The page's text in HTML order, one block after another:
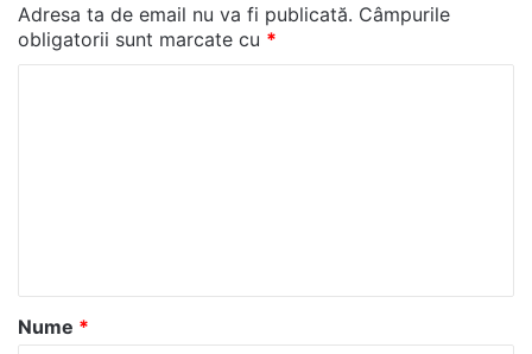
Adresa ta de email nu va fi publicată. Câmpurile
obligatorii sunt marcate cu *
a
r
Nume *